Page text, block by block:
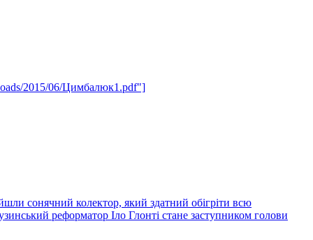
2015/06/Цимбалюк1.pdf"]
сонячний колектор, який здатний обігріти всю
реформатор Іло Глонті стане заступником голови